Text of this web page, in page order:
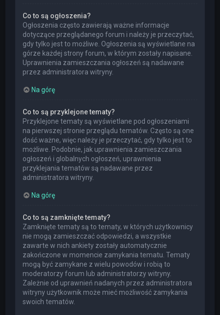
Co to są ogłoszenia?
Ogłoszenia często zawierają ważne informacje
dotyczące przeglądanego forum i należy je przeczytać,
gdy tylko jest to możliwe. Ogłoszenia są wyświetlane na
górze każdej strony forum, w którym zostały napisane.
Uprawnienia zamieszczania ogłoszeń są nadawane
przez administratora witryny.
Na górę
Co to są przyklejone tematy?
Przyklejone tematy są wyświetlane pod ogłoszeniami
na pierwszej stronie przeglądu tematów. Często są one
dość ważne, więc należy je przeczytać, gdy tylko jest to
możliwe. Podobnie, jak uprawnienia zamieszczania
ogłoszeń i globalnych ogłoszeń, uprawnienia
przyklejania tematów są nadawane przez
administratora witryny.
Na górę
Co to są zamknięte tematy?
Zamknięte tematy są to tematy, w których użytkownicy
nie mogą zamieszczać odpowiedzi, a wszystkie
zawarte w nich ankiety zostały automatycznie
zakończone w momencie zamykania tematu. Tematy
mogą być zamykane z wielu powodów i robią to
moderatorzy forum lub administratorzy witryny.
Zależnie od uprawnień nadanych przez administratora
witryny użytkownik może mieć możliwość zamykania
swoich tematów.